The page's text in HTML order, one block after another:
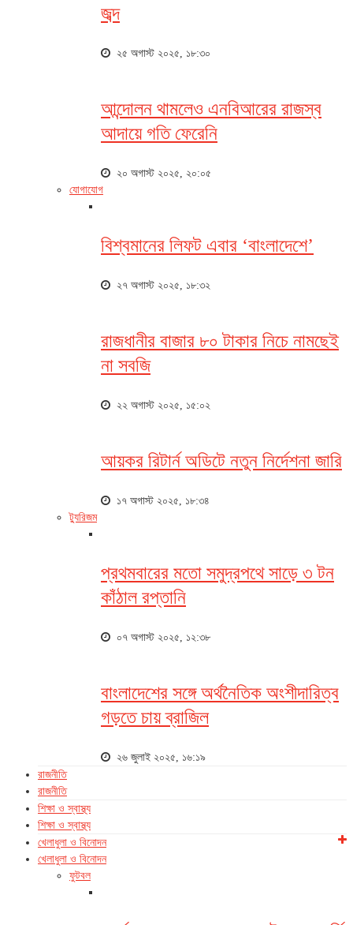
জব্দ
২৫ অগাস্ট ২০২৫, ১৮:৩০
আন্দোলন থামলেও এনবিআরের রাজস্ব
আদায়ে গতি ফেরেনি
২০ অগাস্ট ২০২৫, ২০:০৫
যোগাযোগ
বিশ্বমানের লিফট এবার ‘বাংলাদেশে’
২৭ অগাস্ট ২০২৫, ১৮:৩২
রাজধানীর বাজার ৮০ টাকার নিচে নামছেই
না সবজি
২২ অগাস্ট ২০২৫, ১৫:০২
আয়কর রিটার্ন অডিটে নতুন নির্দেশনা জারি
১৭ অগাস্ট ২০২৫, ১৮:৩৪
ট্যুরিজম
প্রথমবারের মতো সমুদ্রপথে সাড়ে ৩ টন
কাঁঠাল রপ্তানি
০৭ অগাস্ট ২০২৫, ১২:৩৮
বাংলাদেশের সঙ্গে অর্থনৈতিক অংশীদারিত্ব
গড়তে চায় ব্রাজিল
২৬ জুলাই ২০২৫, ১৬:১৯
রাজনীতি
রাজনীতি
শিক্ষা ও স্বাস্থ্য
শিক্ষা ও স্বাস্থ্য
খেলাধুলা ও বিনোদন
খেলাধুলা ও বিনোদন
ফুটবল